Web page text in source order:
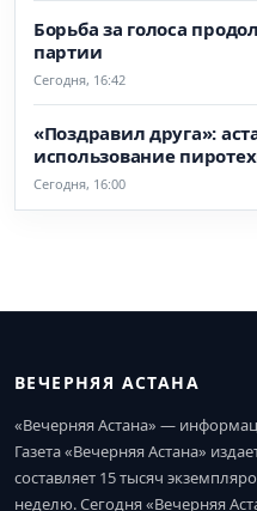
Борьба за голоса
партии
Сегодня, 16:42
«Поздравил друга»:
использование
Сегодня, 16:00
ВЕЧЕРНЯЯ АСТАНА
«Вечерняя Астана» —
Газета «Вечерняя Астана»
составляет 15 тысяч
неделю. Сегодня «Вечерняя